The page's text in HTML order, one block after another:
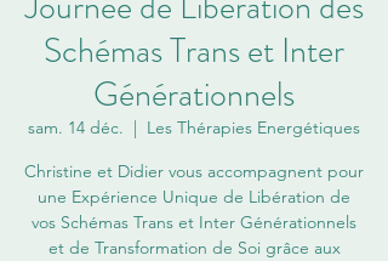
Schémas Trans et Inter
Générationnels
sam. 14 déc.
Les Thérapies Energétiques
Christine et Didier vous accompagnent pour
une Expérience Unique de Libération de
vos Schémas Trans et Inter Générationnels
et de Transformation de Soi grâce aux